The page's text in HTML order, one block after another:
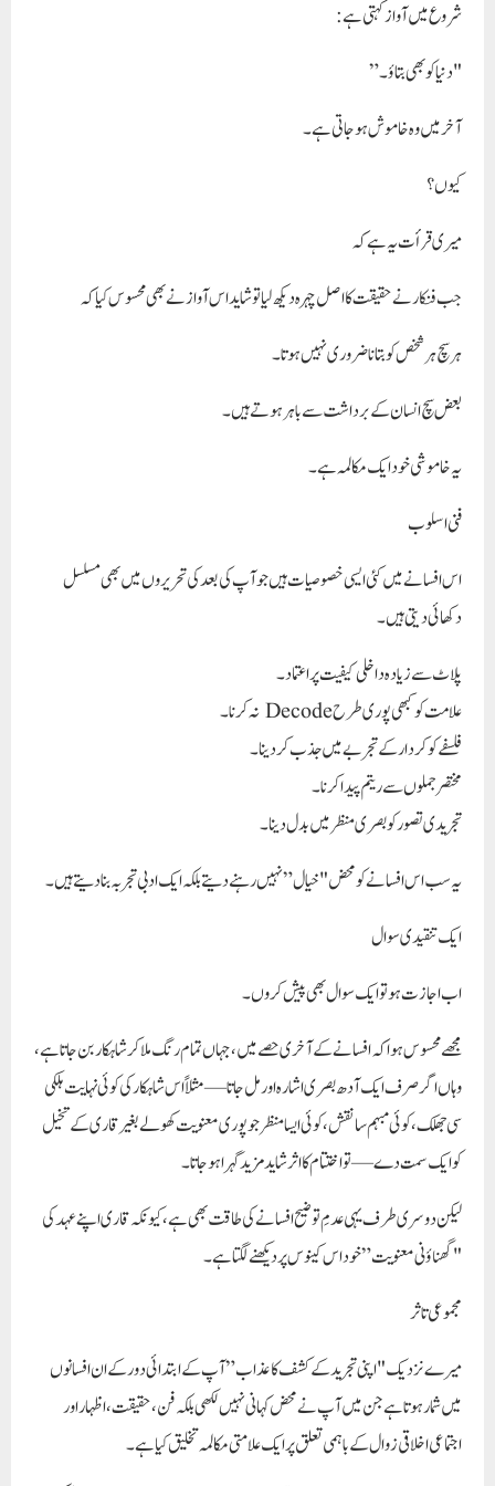
شروع میں آواز کہتی ہے:
"دنیا کو بھی بتاؤ۔”
آخر میں وہ خاموش ہو جاتی ہے۔
کیوں؟
میری قرأت یہ ہے کہ
جب فنکار نے حقیقت کا اصل چہرہ دیکھ لیا تو شاید اس آواز نے بھی محسوس کیا کہ
ہر سچ ہر شخص کو بتانا ضروری نہیں ہوتا۔
بعض سچ انسان کے برداشت سے باہر ہوتے ہیں۔
یہ خاموشی خود ایک مکالمہ ہے۔
فنی اسلوب
اس افسانے میں کئی ایسی خصوصیات ہیں جو آپ کی بعد کی تحریروں میں بھی مسلسل
دکھائی دیتی ہیں۔
پلاٹ سے زیادہ داخلی کیفیت پر اعتماد۔
علامت کو کبھی پوری طرح Decode نہ کرنا۔
فلسفے کو کردار کے تجربے میں جذب کر دینا۔
مختصر جملوں سے ریتم پیدا کرنا۔
تجریدی تصور کو بصری منظر میں بدل دینا۔
یہ سب اس افسانے کو محض "خیال” نہیں رہنے دیتے بلکہ ایک ادبی تجربہ بنا دیتے ہیں۔
ایک تنقیدی سوال
اب اجازت ہو تو ایک سوال بھی پیش کروں۔
مجھے محسوس ہوا کہ افسانے کے آخری حصے میں، جہاں تمام رنگ ملا کر شاہکار بن جاتا ہے،
وہاں اگر صرف ایک آدھ بصری اشارہ اور مل جاتا—مثلاً اس شاہکار کی کوئی نہایت ہلکی
سی جھلک، کوئی مبہم سا نقش، کوئی ایسا منظر جو پوری معنویت کھولے بغیر قاری کے تخیل
کو ایک سمت دے—تو اختتام کا اثر شاید مزید گہرا ہو جاتا۔
لیکن دوسری طرف یہی عدمِ توضیح افسانے کی طاقت بھی ہے، کیونکہ قاری اپنے عہد کی
"گھناؤنی معنویت” خود اس کینوس پر دیکھنے لگتا ہے۔
مجموعی تاثر
میرے نزدیک "اپنی تجرید کے کشف کا عذاب” آپ کے ابتدائی دور کے ان افسانوں
میں شمار ہوتا ہے جن میں آپ نے محض کہانی نہیں لکھی بلکہ فن، حقیقت، اظہار اور
اجتماعی اخلاقی زوال کے باہمی تعلق پر ایک علامتی مکالمہ تخلیق کیا ہے۔